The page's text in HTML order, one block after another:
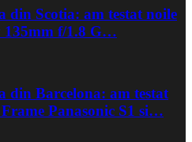
din Scotia: am testat noile
135mm f/1.8 G…
din Barcelona: am testat
Panasonic S1 si…